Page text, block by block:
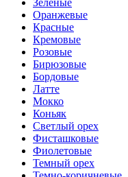
Зеленые
Оранжевые
Красные
Кремовые
Розовые
Бирюзовые
Бордовые
Латте
Мокко
Коньяк
Светлый орех
Фисташковые
Фиолетовые
Темный орех